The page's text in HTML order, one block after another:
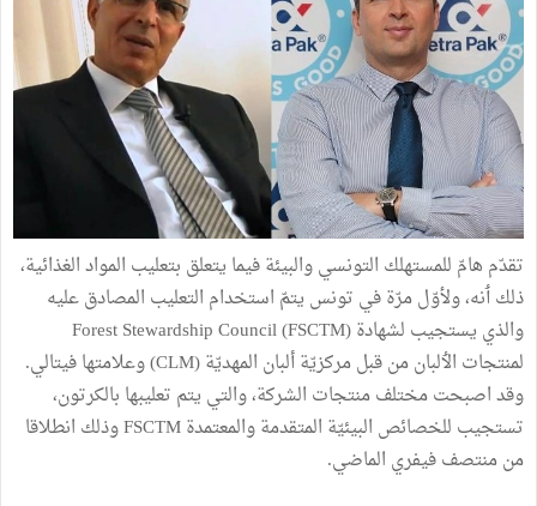
تقدّم هامّ للمستهلك التونسي والبيئة فيما يتعلق بتعليب المواد الغذائية،
ذلك ٲنه، ولأوّل مرّة في تونس يتمّ استخدام التعليب المصادق عليه
والذي يستجيب لشهادة Forest Stewardship Council (FSCTM)
لمنتجات الٲلبان من قبل مركزيّة ألبان المهديّة (CLM) وعلامتها فيتالي.
وقد اصبحت مختلف منتجات الشركة، والتي يتم تعليبها بالكرتون،
تستجيب للخصائص البيئيّة المتقدمة والمعتمدة FSCTM وذلك انطلاقا
من منتصف فيفري الماضي.